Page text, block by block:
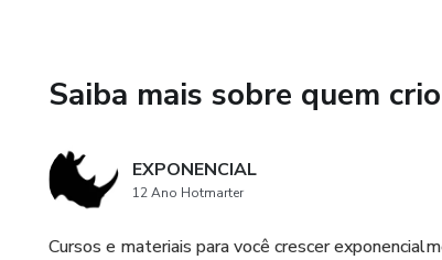
Saiba mais sobre quem
EXPONENCIAL
12 Ano Hotmarter
Cursos e materiais para você crescer